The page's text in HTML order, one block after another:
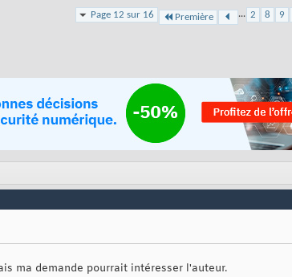
Page 12 sur 16 Première ... 2 8 9
ma demande pourrait intéresser l'auteur.